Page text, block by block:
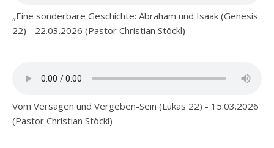
„Eine sonderbare Geschichte: Abraham und Isaak (Genesis
22) - 22.03.2026 (Pastor Christian Stöckl)
Vom Versagen und Vergeben-Sein (Lukas 22) - 15.03.2026
(Pastor Christian Stöckl)